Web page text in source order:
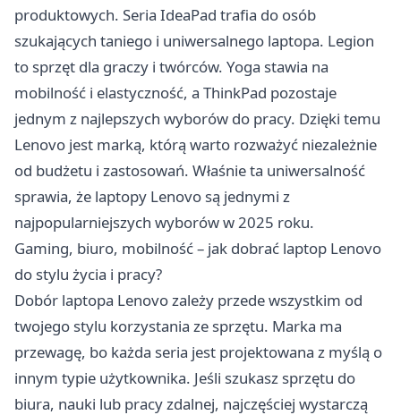
produktowych. Seria IdeaPad trafia do osób
szukających taniego i uniwersalnego laptopa. Legion
to sprzęt dla graczy i twórców. Yoga stawia na
mobilność i elastyczność, a ThinkPad pozostaje
jednym z najlepszych wyborów do pracy. Dzięki temu
Lenovo jest marką, którą warto rozważyć niezależnie
od budżetu i zastosowań. Właśnie ta uniwersalność
sprawia, że laptopy Lenovo są jednymi z
najpopularniejszych wyborów w 2025 roku.
Gaming, biuro, mobilność – jak dobrać laptop Lenovo
do stylu życia i pracy?
Dobór laptopa Lenovo zależy przede wszystkim od
twojego stylu korzystania ze sprzętu. Marka ma
przewagę, bo każda seria jest projektowana z myślą o
innym typie użytkownika. Jeśli szukasz sprzętu do
biura, nauki lub pracy zdalnej, najczęściej wystarczą